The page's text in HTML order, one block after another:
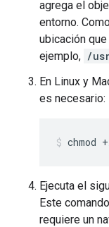
agrega el
entorno.
ubicación
ejemplo, /
En Linux y
es necesario:
chmod
Ejecuta el
Este
requiere un